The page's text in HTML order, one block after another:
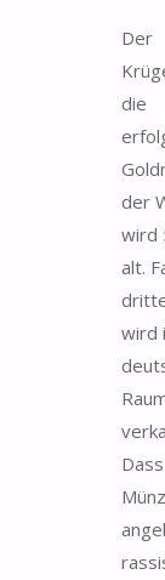
Der
die
der
wird
alt.
wird